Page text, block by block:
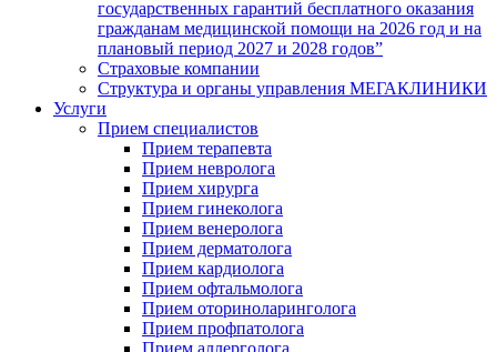
государственных гарантий бесплатного оказания
гражданам медицинской помощи на 2026 год и на
плановый период 2027 и 2028 годов”
Страховые компании
Структура и органы управления МЕГАКЛИНИКИ
Услуги
Прием специалистов
Прием терапевта
Прием невролога
Прием хирурга
Прием гинеколога
Прием венеролога
Прием дерматолога
Прием кардиолога
Прием офтальмолога
Прием оториноларинголога
Прием профпатолога